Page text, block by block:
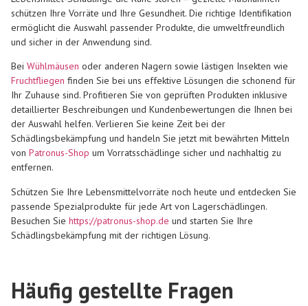
schützen Ihre Vorräte und Ihre Gesundheit. Die richtige Identifikation
ermöglicht die Auswahl passender Produkte, die umweltfreundlich
und sicher in der Anwendung sind.
Bei Wühlmäusen oder anderen Nagern sowie lästigen Insekten wie
Fruchtfliegen finden Sie bei uns effektive Lösungen die schonend für
Ihr Zuhause sind. Profitieren Sie von geprüften Produkten inklusive
detaillierter Beschreibungen und Kundenbewertungen die Ihnen bei
der Auswahl helfen. Verlieren Sie keine Zeit bei der
Schädlingsbekämpfung und handeln Sie jetzt mit bewährten Mitteln
von Patronus-Shop um Vorratsschädlinge sicher und nachhaltig zu
entfernen.
Schützen Sie Ihre Lebensmittelvorräte noch heute und entdecken Sie
passende Spezialprodukte für jede Art von Lagerschädlingen.
Besuchen Sie https://patronus-shop.de und starten Sie Ihre
Schädlingsbekämpfung mit der richtigen Lösung.
Häufig gestellte Fragen